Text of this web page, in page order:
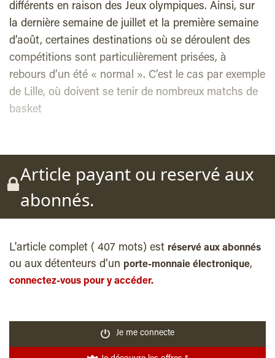
différents en raison des Jeux olympiques. Ainsi, sur
la dernière semaine de juillet et la première semaine
d’août, certaines destinations où se déroulent des
compétitions sont particulièrement prisées, à
rebours d’un été « normal ». C’est le cas par exemple
de Lille, où doivent se tenir de nombreux matchs de
basket
Article payant ou reservé aux
abonnés.
L'article complet ( 407 mots) est réservé aux abonnés
ou aux détenteurs d’un porte-monnaie électronique,
connectez-vous pour y accéder.
Je me connecte